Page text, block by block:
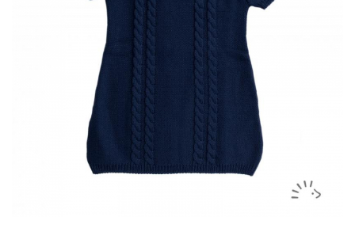
Saci de dormit bebe
Perii de par bebe